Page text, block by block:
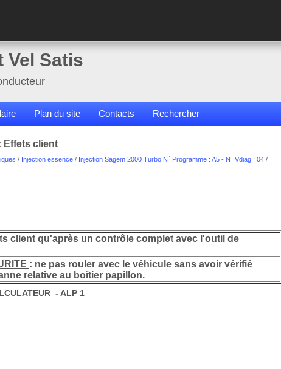
Vel Satis
Plan du site Contacts Rechercher
Effets client
/ Injection essence / Injection Sagem 2000 Turbo N˚ Programme : A5 - N˚ Vdiag : 04 /
client qu'après un contrôle complet avec l'outil de
: ne pas rouler avec le véhicule sans avoir vérifié
relative au boîtier papillon.
- ALP 1